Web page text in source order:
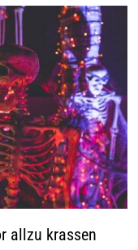
allzu krassen